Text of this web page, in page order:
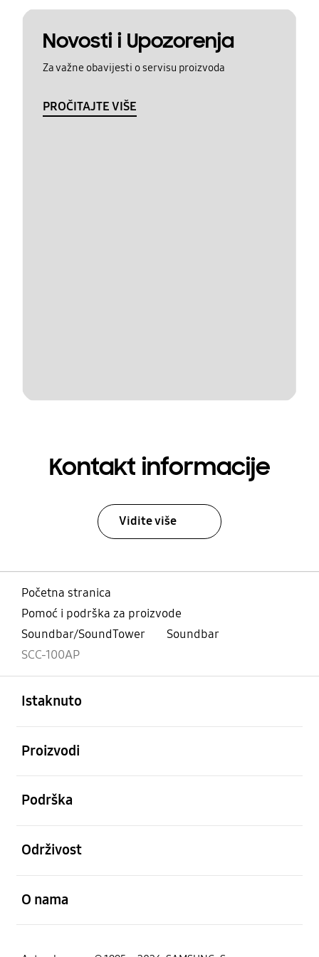
Novosti i Upozorenja
Za važne obavijesti o servisu proizvoda
PROČITAJTE VIŠE
Kontakt informacije
Vidite više
Početna stranica
Pomoć i podrška za proizvode
Soundbar/SoundTower
Soundbar
SCC-100AP
Istaknuto
Proizvodi
Podrška
Održivost
O nama